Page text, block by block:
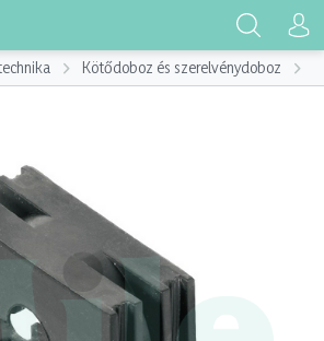
Kötődoboz és szerelvénydoboz